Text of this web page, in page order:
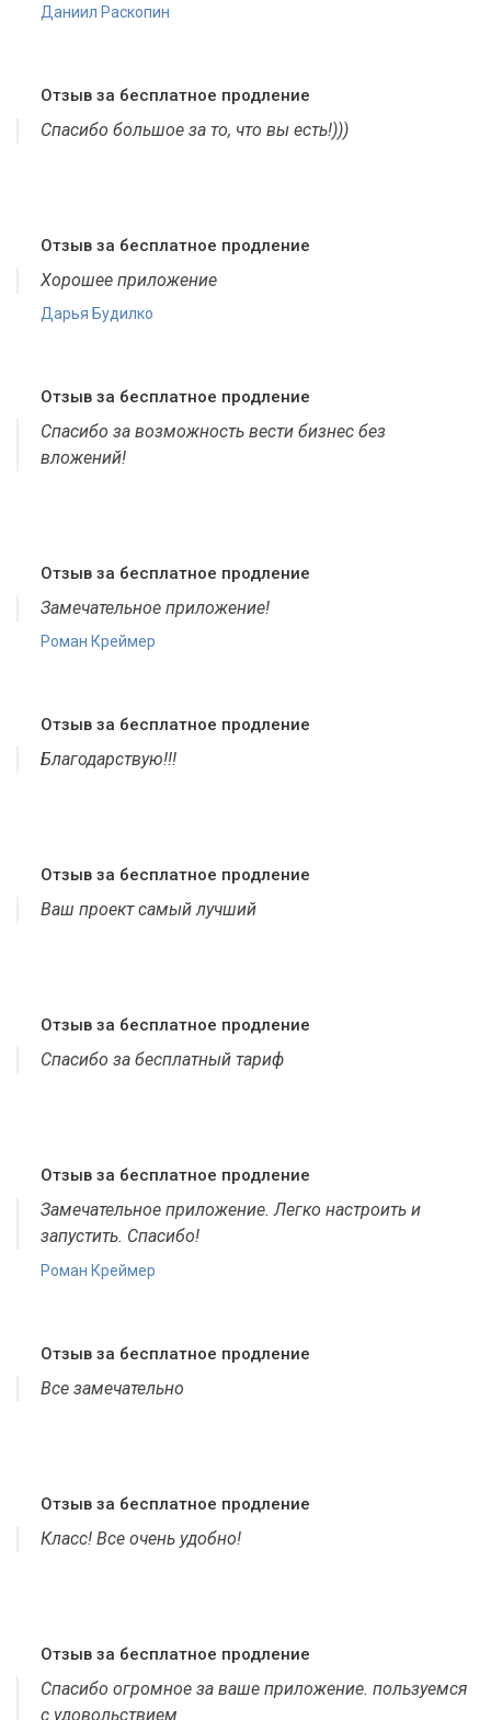
Даниил Раскопин
Отзыв за бесплатное продление
Спасибо большое за то, что вы есть!)))
Отзыв за бесплатное продление
Хорошее приложение
Дарья Будилко
Отзыв за бесплатное продление
Спасибо за возможность вести бизнес без
вложений!
Отзыв за бесплатное продление
Замечательное приложение!
Роман Креймер
Отзыв за бесплатное продление
Благодарствую!!!
Отзыв за бесплатное продление
Ваш проект самый лучший
Отзыв за бесплатное продление
Спасибо за бесплатный тариф
Отзыв за бесплатное продление
Замечательное приложение. Легко настроить и
запустить. Спасибо!
Роман Креймер
Отзыв за бесплатное продление
Все замечательно
Отзыв за бесплатное продление
Класс! Все очень удобно!
Отзыв за бесплатное продление
Спасибо огромное за ваше приложение. пользуемся
с удовольствием